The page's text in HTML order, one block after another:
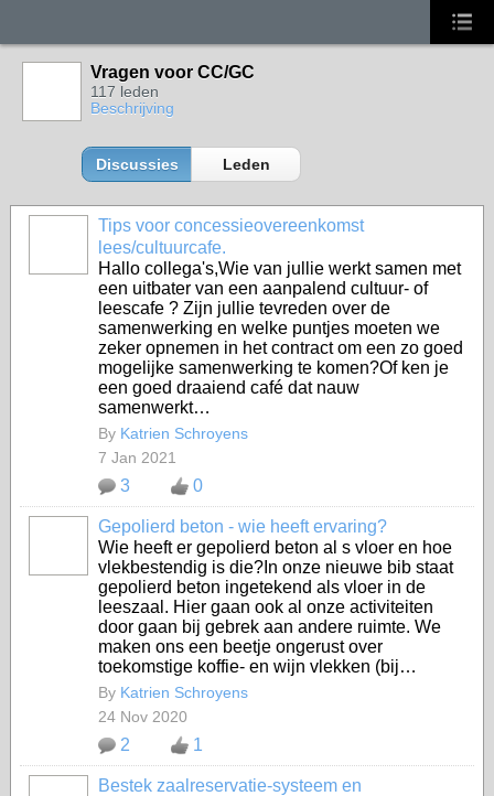
Vragen voor CC/GC
117 leden
Beschrijving
Discussies Leden
Tips voor concessieovereenkomst
lees/cultuurcafe.
Hallo collega's,Wie van jullie werkt samen met
een uitbater van een aanpalend cultuur- of
leescafe ? Zijn jullie tevreden over de
samenwerking en welke puntjes moeten we
zeker opnemen in het contract om een zo goed
mogelijke samenwerking te komen?Of ken je
een goed draaiend café dat nauw
samenwerkt…
By Katrien Schroyens
7 Jan 2021
3 0
Gepolierd beton - wie heeft ervaring?
Wie heeft er gepolierd beton al s vloer en hoe
vlekbestendig is die?In onze nieuwe bib staat
gepolierd beton ingetekend als vloer in de
leeszaal. Hier gaan ook al onze activiteiten
door gaan bij gebrek aan andere ruimte. We
maken ons een beetje ongerust over
toekomstige koffie- en wijn vlekken (bij…
By Katrien Schroyens
24 Nov 2020
2 1
Bestek zaalreservatie-systeem en